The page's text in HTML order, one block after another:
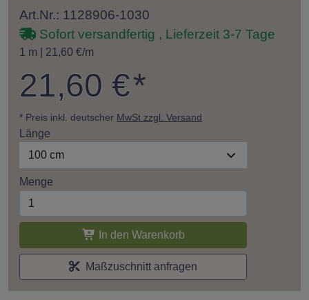
Art.Nr.: 1128906-1030
Sofort versandfertig , Lieferzeit 3-7 Tage
1 m | 21,60 €/m
21,60 €*
* Preis inkl. deutscher MwSt zzgl. Versand
Länge
100 cm
Menge
In den Warenkorb
Maßzuschnitt anfragen